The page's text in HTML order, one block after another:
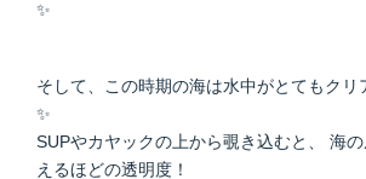
✨
そして、この時期の海は水中がとてもクリ
✨
SUPやカヤックの上から覗き込むと、 海
えるほどの透明度！